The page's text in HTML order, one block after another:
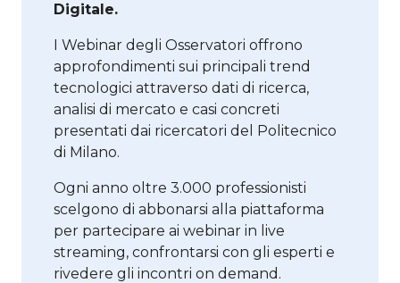
Digitale.
I Webinar degli Osservatori offrono
approfondimenti sui principali trend
tecnologici attraverso dati di ricerca,
analisi di mercato e casi concreti
presentati dai ricercatori del Politecnico
di Milano.
Ogni anno oltre 3.000 professionisti
scelgono di abbonarsi alla piattaforma
per partecipare ai webinar in live
streaming, confrontarsi con gli esperti e
rivedere gli incontri on demand.